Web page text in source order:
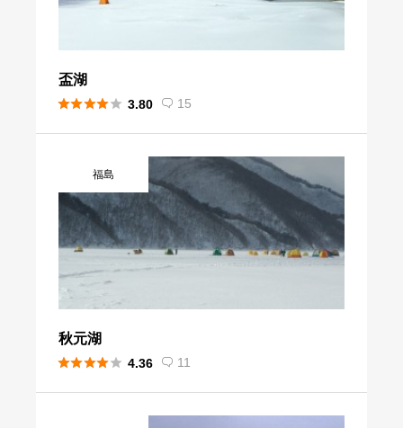
盃湖
 3.80  15
福島
秋元湖
 4.36  11